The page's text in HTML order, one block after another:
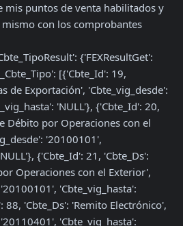
mis puntos de venta habilitados y
con los comprobantes
{'FEXResultGet':
[{'Cbte_Id': 19,
de Exportación', 'Cbte_vig_desde':
'NULL'}, {'Cbte_Id': 20,
Débito por Operaciones con el
'20100101',
{'Cbte_Id': 21, 'Cbte_Ds':
Operaciones con el Exterior',
'Cbte_vig_hasta':
88, 'Cbte_Ds': 'Remito Electrónico',
'Cbte_vig_hasta':